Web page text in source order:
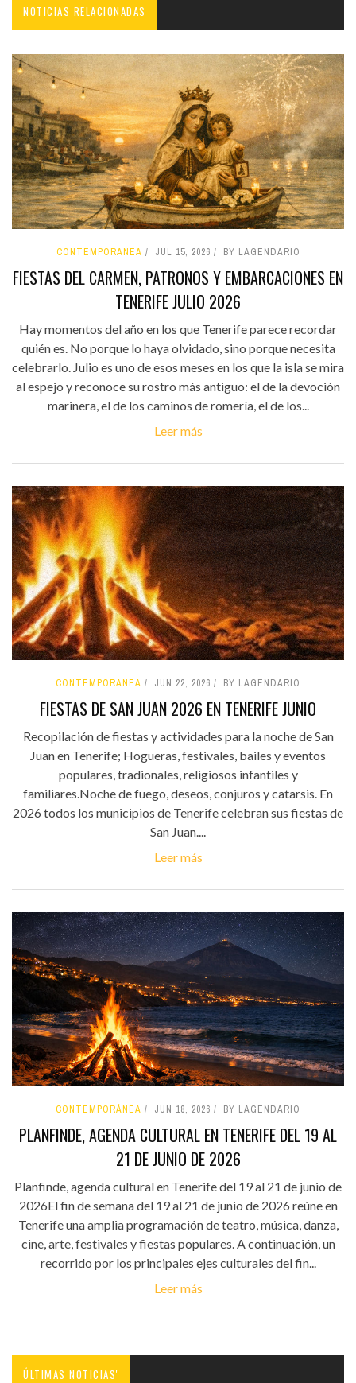
NOTICIAS RELACIONADAS
CONTEMPORÁNEA JUL 15, 2026 BY LAGENDARIO
FIESTAS DEL CARMEN, PATRONOS Y EMBARCACIONES EN
TENERIFE JULIO 2026
Hay momentos del año en los que Tenerife parece recordar
quién es. No porque lo haya olvidado, sino porque necesita
celebrarlo. Julio es uno de esos meses en los que la isla se mira
al espejo y reconoce su rostro más antiguo: el de la devoción
marinera, el de los caminos de romería, el de los...
Leer más
CONTEMPORÁNEA JUN 22, 2026 BY LAGENDARIO
FIESTAS DE SAN JUAN 2026 EN TENERIFE JUNIO
Recopilación de fiestas y actividades para la noche de San
Juan en Tenerife; Hogueras, festivales, bailes y eventos
populares, tradionales, religiosos infantiles y
familiares.Noche de fuego, deseos, conjuros y catarsis. En
2026 todos los municipios de Tenerife celebran sus fiestas de
San Juan....
Leer más
CONTEMPORÁNEA JUN 18, 2026 BY LAGENDARIO
PLANFINDE, AGENDA CULTURAL EN TENERIFE DEL 19 AL
21 DE JUNIO DE 2026
Planfinde, agenda cultural en Tenerife del 19 al 21 de junio de
2026El fin de semana del 19 al 21 de junio de 2026 reúne en
Tenerife una amplia programación de teatro, música, danza,
cine, arte, festivales y fiestas populares. A continuación, un
recorrido por los principales ejes culturales del fin...
Leer más
ÚLTIMAS NOTICIAS'